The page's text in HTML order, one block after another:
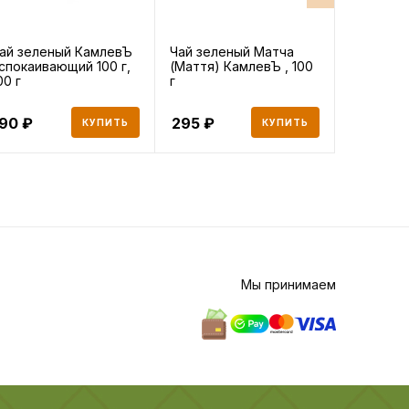
зеленый КамлевЪ
100 г,
г
КУПИТЬ
Чай зеленый Матча
(Маття) КамлевЪ , 100
г
295 КУПИТЬ
Мы принимаем